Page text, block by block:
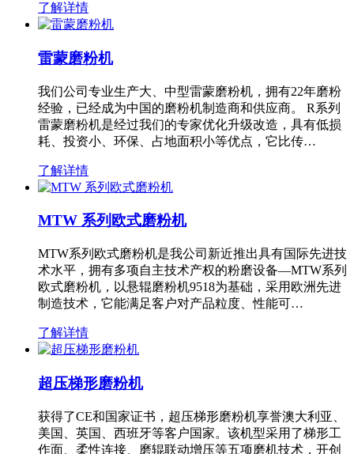
了解详情
雷蒙磨粉机
我们公司专业生产大、中型雷蒙磨粉机，拥有22年磨粉
经验，已经成为中国的磨粉机制造商和供应商。 R系列
雷蒙磨粉机是经过我们的专家优化升级改造，具有低损
耗、投资小、环保、占地面积小等优点，它比传…
了解详情
MTW 系列欧式磨粉机
MTW系列欧式磨粉机是我公司新近推出具有国际先进技
术水平，拥有多项自主技术产权的粉磨设备—MTW系列
欧式磨粉机，以悬辊磨粉机9518为基础，采用欧洲先进
制造技术，它能满足客户对产品粒度、性能可…
了解详情
超压梯形磨粉机
获得了CE和国家证书，超压梯形磨粉机享誉澳大利亚、
美国、英国、西班牙等客户国家。该机型采用了梯形工
作面、柔性连接、磨辊联动增压等五项磨机技术，开创